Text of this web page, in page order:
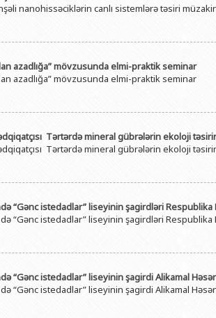
ixtisaslar
İnsan resursları və hüquq şöbəsi
Keyfiyyətin təminatı, monitorinq
İdman-sağlamlıq Mərkəzi
Geologiya fakültəsi
Beynəlxalq
İnformasiya və
Publik
nanohissəciklərin canlı sistemlərə təsiri
azadlığa” mövzusunda elmi-praktik seminar
azadlığa” mövzusunda elmi-praktik seminar
Tərtərdə mineral gübrələrin ekoloji
Tərtərdə mineral gübrələrin ekoloji
“Gənc istedadlar” liseyinin şagirdləri
“Gənc istedadlar” liseyinin şagirdləri
“Gənc istedadlar” liseyinin şagirdi Alikamal
“Gənc istedadlar” liseyinin şagirdi Alikamal